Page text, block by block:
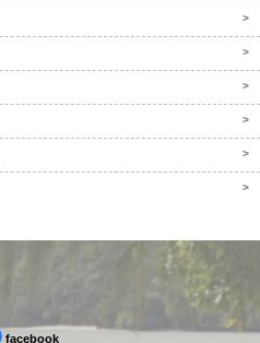
>
>
>
>
>
>
facebook